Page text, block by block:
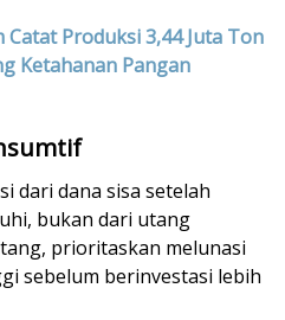
Catat Produksi 3,44 Juta Ton
Ketahanan Pangan
dari dana sisa setelah
bukan dari utang
prioritaskan melunasi
sebelum berinvestasi lebih